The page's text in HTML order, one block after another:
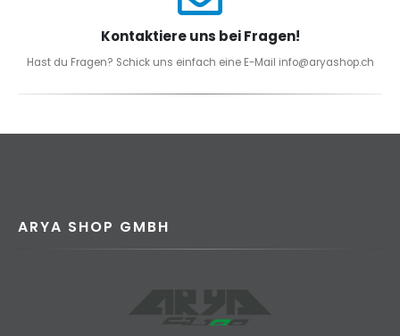
Kontaktiere uns bei Fragen!
Hast du Fragen? Schick uns einfach eine E-Mail info@aryashop.ch
ARYA SHOP GMBH